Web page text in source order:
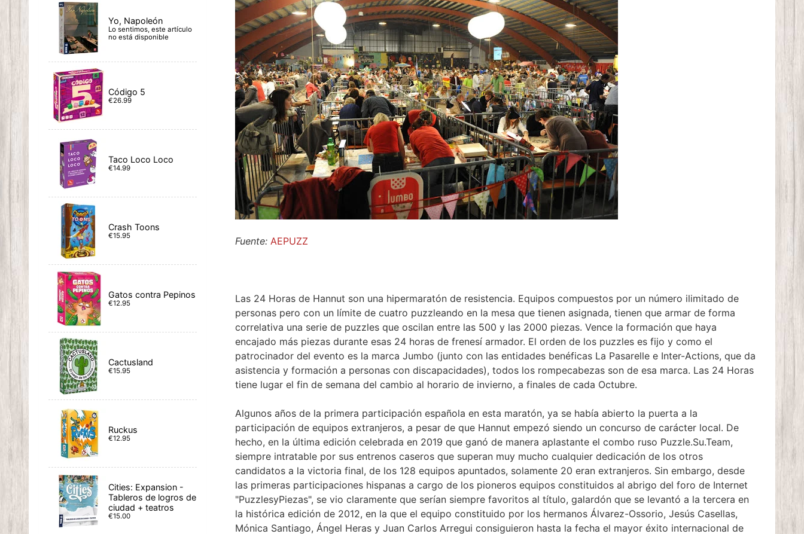
Yo, Napoleón
Lo sentimos, este artículo
no está disponible
Código 5
€26.99
Taco Loco Loco
€14.99
Crash Toons
€15.95
Gatos contra Pepinos
€12.95
Cactusland
€15.95
Ruckus
€12.95
Cities: Expansion -
Tableros de logros de
ciudad + teatros
€15.00
Fuente: AEPUZZ
Las 24 Horas de Hannut son una hipermaratón de resistencia. Equipos compuestos por un número ilimitado de
personas pero con un límite de cuatro puzzleando en la mesa que tienen asignada, tienen que armar de forma
correlativa una serie de puzzles que oscilan entre las 500 y las 2000 piezas. Vence la formación que haya
encajado más piezas durante esas 24 horas de frenesí armador. El orden de los puzzles es fijo y como el
patrocinador del evento es la marca Jumbo (junto con las entidades benéficas La Pasarelle e Inter-Actions, que da
asistencia y formación a personas con discapacidades), todos los rompecabezas son de esa marca. Las 24 Horas
tiene lugar el fin de semana del cambio al horario de invierno, a finales de cada Octubre.
Algunos años de la primera participación española en esta maratón, ya se había abierto la puerta a la
participación de equipos extranjeros, a pesar de que Hannut empezó siendo un concurso de carácter local. De
hecho, en la última edición celebrada en 2019 que ganó de manera aplastante el combo ruso Puzzle.Su.Team,
siempre intratable por sus entrenos caseros que superan muy mucho cualquier dedicación de los otros
candidatos a la victoria final, de los 128 equipos apuntados, solamente 20 eran extranjeros. Sin embargo, desde
las primeras participaciones hispanas a cargo de los pioneros equipos constituidos al abrigo del foro de Internet
"PuzzlesyPiezas", se vio claramente que serían siempre favoritos al título, galardón que se levantó a la tercera en
la histórica edición de 2012, en la que el equipo constituido por los hermanos Álvarez-Ossorio, Jesús Casellas,
Mónica Santiago, Ángel Heras y Juan Carlos Arregui consiguieron hasta la fecha el mayor éxito internacional de